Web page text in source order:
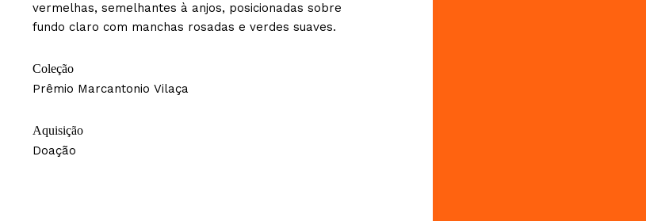
vermelhas, semelhantes à anjos, posicionadas sobre
fundo claro com manchas rosadas e verdes suaves.
Coleção
Prêmio Marcantonio Vilaça
Aquisição
Doação